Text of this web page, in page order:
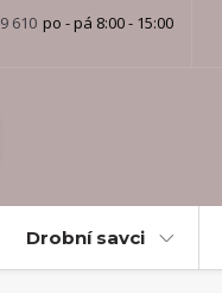
610 po - pá 8:00 - 15:00
Drobní savci